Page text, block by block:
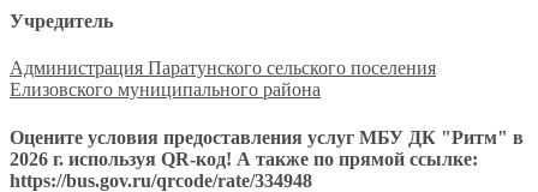
Учредитель
Администрация Паратунского сельского поселения
Елизовского муниципального района
Оцените условия предоставления услуг МБУ ДК "Ритм" в
2026 г. используя QR-код! А также по прямой ссылке:
https://bus.gov.ru/qrcode/rate/334948